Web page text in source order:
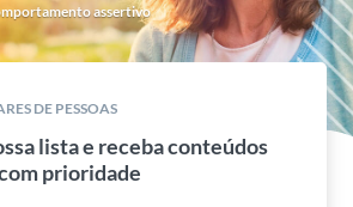
assertivo
DE PESSOAS
lista e receba conteúdos
prioridade